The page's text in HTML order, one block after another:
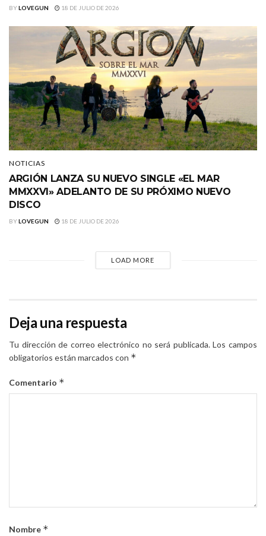
BYLOVEGUN 18 DE JULIO DE 2026
NOTICIAS
ARGIÓN LANZA SU NUEVO SINGLE «EL MAR
MMXXVI» ADELANTO DE SU PRÓXIMO NUEVO
DISCO
BYLOVEGUN 18 DE JULIO DE 2026
LOAD MORE
Deja una respuesta
Tu dirección de correo electrónico no será publicada. Los campos
obligatorios están marcados con *
Comentario *
Nombre *